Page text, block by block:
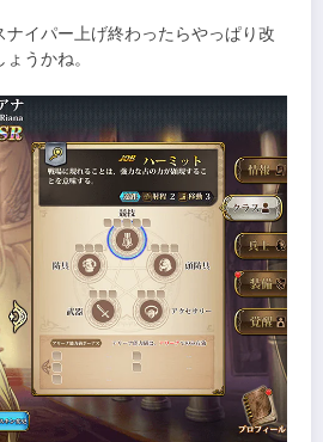
イパー上げ終わったらやっぱり改
うかね。